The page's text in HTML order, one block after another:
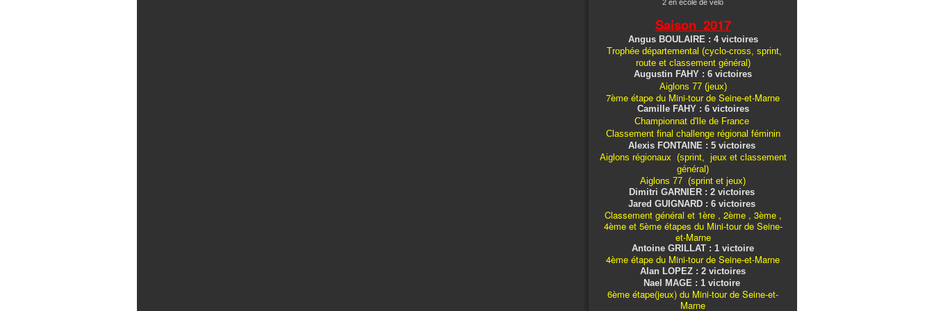
2 en école de vélo
Saison 2017
Angus BOULAIRE : 4 victoires
Trophée départemental (cyclo-cross, sprint,
route et classement général)
Augustin FAHY : 6 victoires
Aiglons 77 (jeux)
7ème étape du Mini-tour de Seine-et-Marne
Camille FAHY : 6 victoires
Championnat d'Ile de France
Classement final challenge régional féminin
Alexis FONTAINE : 5 victoires
Aiglons régionaux (sprint, jeux et classement
général)
Aiglons 77 (sprint et jeux)
Dimitri GARNIER : 2 victoires
Jared GUIGNARD : 6 victoires
Classement général et 1ère , 2ème , 3ème ,
4ème et 5ème étapes du Mini-tour de Seine-
et-Marne
Antoine GRILLAT : 1 victoire
4ème étape du Mini-tour de Seine-et-Marne
Alan LOPEZ : 2 victoires
Nael MAGE : 1 victoire
6ème étape(jeux) du Mini-tour de Seine-et-
Marne